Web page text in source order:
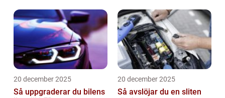
20 december 2025
Så uppgraderar du bilens
20 december 2025
Så avslöjar du en sliten